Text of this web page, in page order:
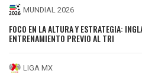
MUNDIAL 2026
FOCO EN LA ALTURA Y ESTRATEGIA:
ENTRENAMIENTO PREVIO AL TRI
LIGA MX